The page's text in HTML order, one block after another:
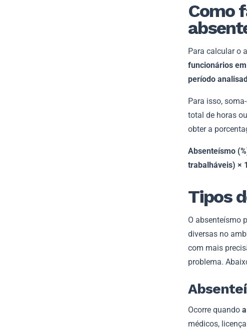
Como
Para calcular o
funcionários
período
Para isso,
total de horas
obter a
Absenteísmo
trabalháveis) ×
Tipos
O absenteísmo
diversas no
com mais
problema.
Ocorre quando
médicos,